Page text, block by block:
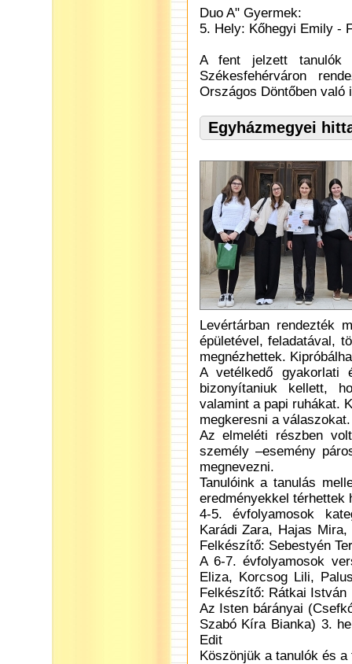
Duo A" Gyermek:
5. Hely: Kőhegyi Emily -
A fent jelzett tanulók
Székesfehérváron
Országos Döntőben való
Egyházmegyei
Levértárban rendezték
épületével, feladatával,
megnézhettek.
A vetélkedő gyakorlati
bizonyítaniuk kellett,
valamint a papi ruhákat.
megkeresni a válaszokat.
Az elmeléti részben
személy –esemény
megnevezni.
Tanulóink a tanulás
eredményekkel térhettek
4-5. évfolyamosok
Karádi Zara, Hajas
Felkészítő: Sebestyén
A 6-7. évfolyamosok
Eliza, Korcsog Lili,
Felkészítő: Rátkai István
Az Isten bárányai
Szabó Kíra Bianka) 3.
Edit
Köszönjük a tanulók és